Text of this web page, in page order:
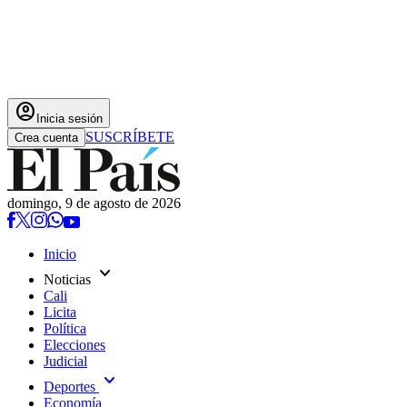
account_circle Inicia sesión
Crea cuenta SUSCRÍBETE
domingo, 9 de agosto de 2026
Inicio
Noticias expand_more
Cali
Licita
Política
Elecciones
Judicial
Deportes expand_more
Economía